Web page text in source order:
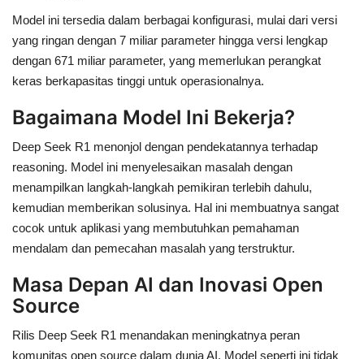
Model ini tersedia dalam berbagai konfigurasi, mulai dari versi
yang ringan dengan 7 miliar parameter hingga versi lengkap
dengan 671 miliar parameter, yang memerlukan perangkat
keras berkapasitas tinggi untuk operasionalnya.
Bagaimana Model Ini Bekerja?
Deep Seek R1 menonjol dengan pendekatannya terhadap
reasoning. Model ini menyelesaikan masalah dengan
menampilkan langkah-langkah pemikiran terlebih dahulu,
kemudian memberikan solusinya. Hal ini membuatnya sangat
cocok untuk aplikasi yang membutuhkan pemahaman
mendalam dan pemecahan masalah yang terstruktur.
Masa Depan AI dan Inovasi Open
Source
Rilis Deep Seek R1 menandakan meningkatnya peran
komunitas open source dalam dunia AI. Model seperti ini tidak